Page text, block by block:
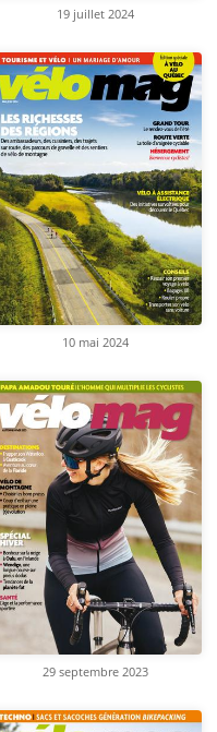
19 juillet 2024
10 mai 2024
29 septembre 2023